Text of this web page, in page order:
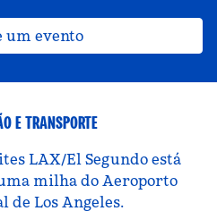
um evento
E TRANSPORTE
LAX/El Segundo está
milha do Aeroporto
de Los Angeles.